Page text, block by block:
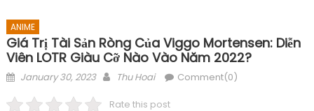
ANIME
Giá Trị Tài Sản Ròng Của Viggo Mortensen: Diễn
Viên LOTR Giàu Cỡ Nào Vào Năm 2022?
Posted
January 30, 2023 Author
Thu Hoai Comment(0)
Rate this post